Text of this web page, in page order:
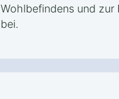
Wohlbefindens und zur
bei.